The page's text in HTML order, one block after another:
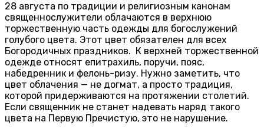
28 августа по традиции и религиозным канонам
священнослужители облачаются в верхнюю
торжественную часть одежды для богослужений
голубого цвета. Этот цвет обязателен для всех
Богородичных праздников. К верхней торжественной
одежде относят епитрахиль, поручи, пояс,
набедренник и фелонь-ризу. Нужно заметить, что
цвет облачения — не догмат, а просто традиция,
которой придерживаются на протяжении столетий.
Если священник не станет надевать наряд такого
цвета на Первую Пречистую, это не нарушение.